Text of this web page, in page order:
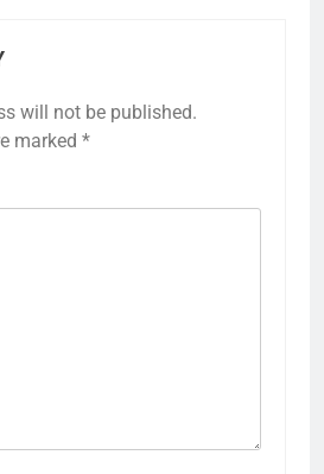
will not be published.
marked *